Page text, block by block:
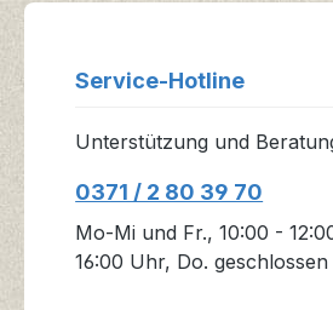
Service-Hotline
Unterstützung und
0371 / 2 80 39 70
Mo-Mi und Fr., 10:00 -
16:00 Uhr, Do. geschlossen